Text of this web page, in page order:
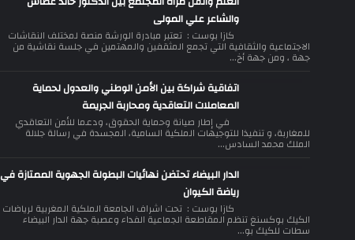
والشاعر علي المولى
كازا بوست : تعتبر مبادرة الورشة منصة لمختلف النقاشات
الاجتماعية والثقافية التي تجمع المثقفين والمهتمين في جلسة نقاشية من
جهة ، ومن جهة أخ...
اتفاقية شراكة بين الأمن الوطني والعدول لحماية
المعاملات التعاقدية ومحاربة الجريمة
في إطار صيانة وحماية الحقوق، ودعما للأمن التعاقدي
للمغاربة، و تنفيذا للتوجيهات الملكية السامية، المجسدة في رسالة جلالة
الملك محمد السادس...
الدار البيضاء تحتضن نهائيات البطولة الجهوية الممتازة في
رياضة الكيوان
كازا بوست : تحت اشراف الجامعة الملكية المغربية لرياضات
الكيك بوكسنغ تنظم المقاطعة الجماعية الفداء وعصبة جهة الدار البيضاء
سطات للكيك بو...